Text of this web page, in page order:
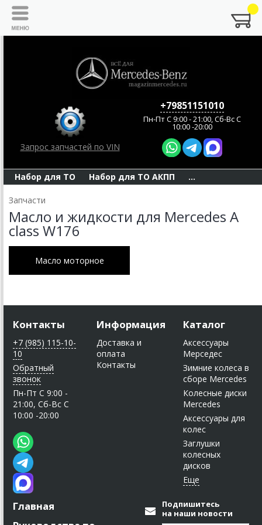
Запрос запчастей по VIN
+79851151010
Пн-Пт C 9:00 - 21:00, Сб-Вс С
10:00 -20:00
Набор для ТО Набор для ТО АКПП ...
Запчасти
Масло и жидкости для Mercedes A
class W176
Масло моторное
Контакты
+7 (985) 115-10-
10
Обратный
звонок
Пн-Пт C 9:00 -
21:00, Сб-Вс С
10:00 -20:00
Информация
Доставка и
оплата
Контакты
Каталог
Аксессуары
Мерседес
Зимние колеса в
сборе Mercedes
Колесные диски
Mercedes
Аксессуары для
колес
Заглушки
колесных
дисков
Главная
Подпишитесь
на наши новости